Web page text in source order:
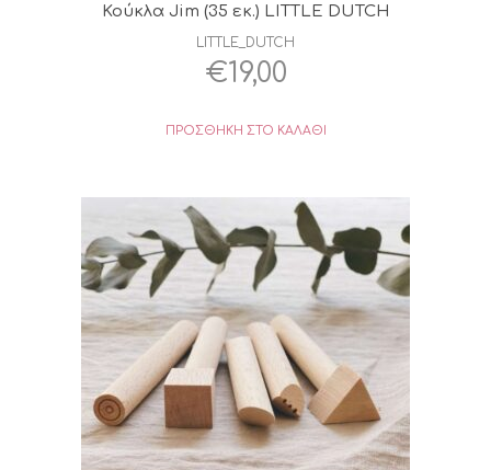
Κούκλα Jim (35 εκ.) LITTLE DUTCH
LITTLE_DUTCH
€19,00
ΠΡΟΣΘΉΚΗ ΣΤΟ ΚΑΛΆΘΙ